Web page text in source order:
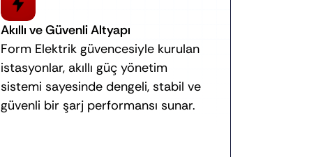
Akıllı ve Güvenli Altyapı
Form Elektrik güvencesiyle kurulan
istasyonlar, akıllı güç yönetim
sistemi sayesinde dengeli, stabil ve
güvenli bir şarj performansı sunar.